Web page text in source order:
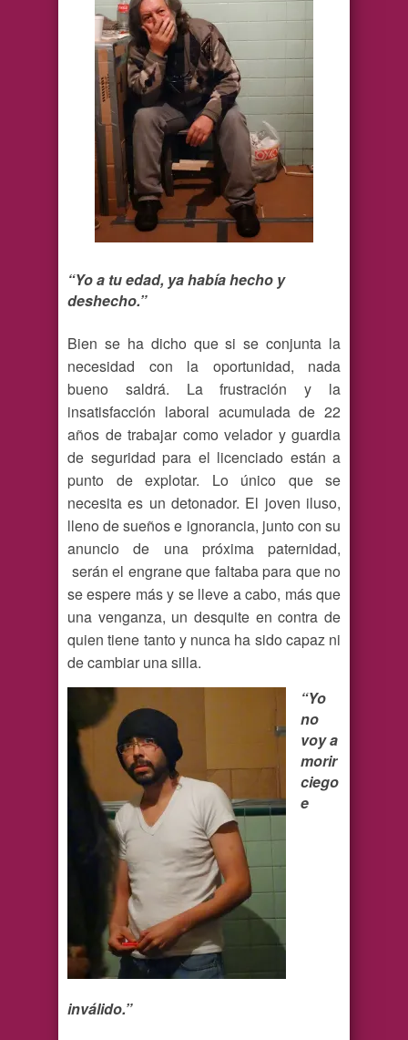
“Yo a tu edad, ya había hecho y
deshecho.”
Bien se ha dicho que si se conjunta la
necesidad con la oportunidad, nada
bueno saldrá. La frustración y la
insatisfacción laboral acumulada de 22
años de trabajar como velador y guardia
de seguridad para el licenciado están a
punto de explotar. Lo único que se
necesita es un detonador. El joven iluso,
lleno de sueños e ignorancia, junto con su
anuncio de una próxima paternidad,
serán el engrane que faltaba para que no
se espere más y se lleve a cabo, más que
una venganza, un desquite en contra de
quien tiene tanto y nunca ha sido capaz ni
de cambiar una silla.
“Yo
no
voy a
morir
ciego
e
inválido.”